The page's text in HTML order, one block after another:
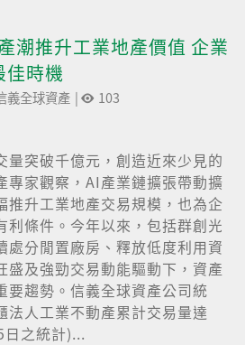
潮推升工業地產價值 企業
佳時機
義全球資產 | 103
量突破千億元，創造近來少見的
專家觀察，AI產業鏈擴張帶動擴
推升工業地產交易規模，也為企
利條件。今年以來，包括群創光
處分閒置廠房、釋放低度利用資
盛及強勁交易動能驅動下，資產
要趨勢。信義全球資產公司統
法人工業不動產累計交易量達
之統計)...